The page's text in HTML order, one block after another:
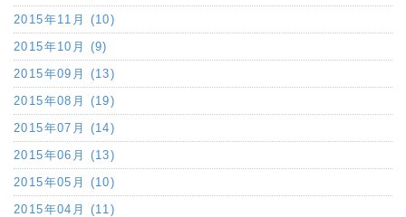
2015年11月 (10)
2015年10月 (9)
2015年09月 (13)
2015年08月 (19)
2015年07月 (14)
2015年06月 (13)
2015年05月 (10)
2015年04月 (11)